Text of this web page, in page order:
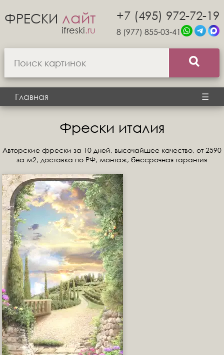
ФРЕСКИ лайт
ifreski.ru
+7 (495) 972-72-19
8 (977) 855-03-41
Главная ☰
Фрески италия
Авторские фрески за 10 дней, высочайшее качество, от 2590
за м2, доставка по РФ, монтаж, бессрочная гарантия